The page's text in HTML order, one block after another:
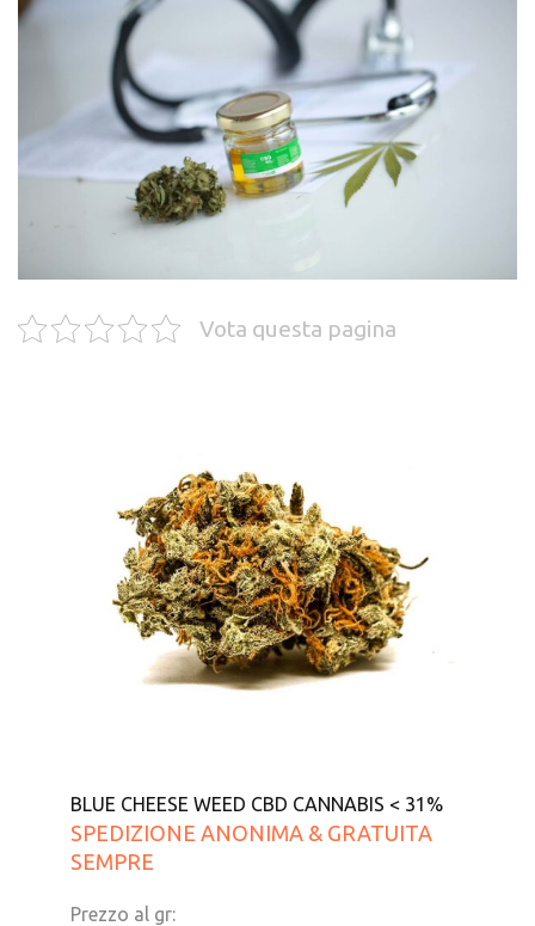
Vota questa pagina
BLUE CHEESE WEED CBD CANNABIS < 31%
SPEDIZIONE ANONIMA & GRATUITA
SEMPRE
Prezzo al gr: